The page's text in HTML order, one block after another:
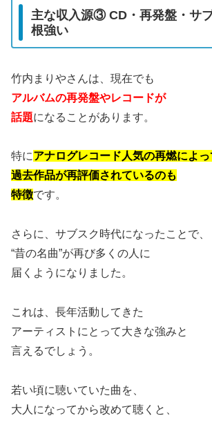
主な収入源③ CD・再発盤・サ
根強い
竹内まりやさんは、現在でも
アルバムの再発盤やレコードが
話題になることがあります。
特にアナログレコード人気の再燃によっ
過去作品が再評価されているのも
特徴です。
さらに、サブスク時代になったことで、
“昔の名曲”が再び多くの人に
届くようになりました。
これは、長年活動してきた
アーティストにとって大きな強みと
言えるでしょう。
若い頃に聴いていた曲を、
大人になってから改めて聴くと、